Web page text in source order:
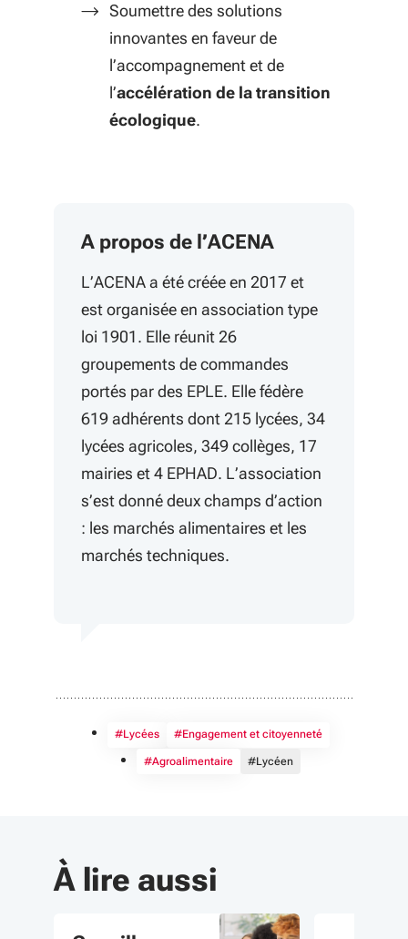
Soumettre des solutions
innovantes en faveur de
l’accompagnement et de
l’accélération de la transition
écologique.
A propos de l’ACENA
L’ACENA a été créée en 2017 et
est organisée en association type
loi 1901. Elle réunit 26
groupements de commandes
portés par des EPLE. Elle fédère
619 adhérents dont 215 lycées, 34
lycées agricoles, 349 collèges, 17
mairies et 4 EPHAD. L’association
s’est donné deux champs d’action
: les marchés alimentaires et les
marchés techniques.
#Lycées #Engagement et citoyenneté
#Agroalimentaire #Lycéen
À lire aussi